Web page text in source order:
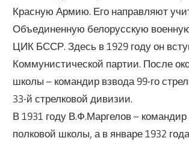
Красную Армию. Его направляют
Объединенную белорусскую
ЦИК БССР. Здесь в 1929 году он
Коммунистической партии. После
школы – командир взвода 99-го
33-й стрелковой дивизии.
В 1931 году В.Ф.Маргелов – командир
полковой школы, а в январе 1932